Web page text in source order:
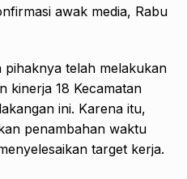
awak media, Rabu
pihaknya telah melakukan
kinerja 18 Kecamatan
ini. Karena itu,
penambahan waktu
target kerja.